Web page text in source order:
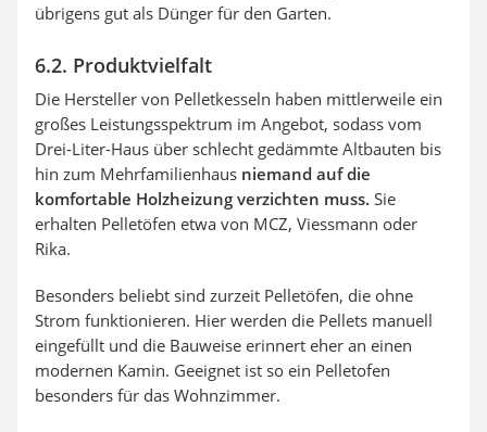
übrigens gut als Dünger für den Garten.
6.2. Produktvielfalt
Die Hersteller von Pelletkesseln haben mittlerweile ein
großes Leistungsspektrum im Angebot, sodass vom
Drei-Liter-Haus über schlecht gedämmte Altbauten bis
hin zum Mehrfamilienhaus niemand auf die
komfortable Holzheizung verzichten muss. Sie
erhalten Pelletöfen etwa von MCZ, Viessmann oder
Rika.
Besonders beliebt sind zurzeit Pelletöfen, die ohne
Strom funktionieren. Hier werden die Pellets manuell
eingefüllt und die Bauweise erinnert eher an einen
modernen Kamin. Geeignet ist so ein Pelletofen
besonders für das Wohnzimmer.